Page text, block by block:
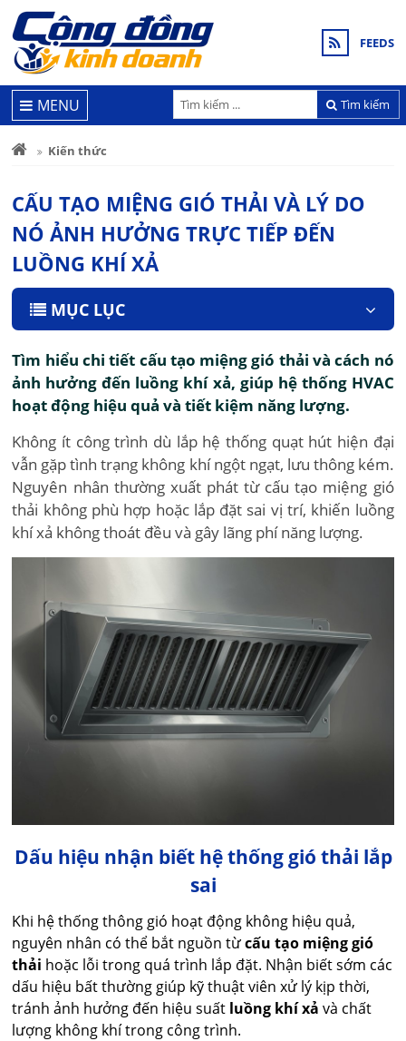
FEEDS
Tìm kiếm
MENU
Kiến thức
CẤU TẠO MIỆNG GIÓ THẢI VÀ LÝ DO
NÓ ẢNH HƯỞNG TRỰC TIẾP ĐẾN
LUỒNG KHÍ XẢ
MỤC LỤC
Tìm hiểu chi tiết cấu tạo miệng gió thải và cách nó
ảnh hưởng đến luồng khí xả, giúp hệ thống HVAC
hoạt động hiệu quả và tiết kiệm năng lượng.
Không ít công trình dù lắp hệ thống quạt hút hiện đại
vẫn gặp tình trạng không khí ngột ngạt, lưu thông kém.
Nguyên nhân thường xuất phát từ cấu tạo miệng gió
thải không phù hợp hoặc lắp đặt sai vị trí, khiến luồng
khí xả không thoát đều và gây lãng phí năng lượng.
Dấu hiệu nhận biết hệ thống gió thải lắp
sai
Khi hệ thống thông gió hoạt động không hiệu quả,
nguyên nhân có thể bắt nguồn từcấu tạo miệng gió
thải hoặc lỗi trong quá trình lắp đặt. Nhận biết sớm các
dấu hiệu bất thường giúp kỹ thuật viên xử lý kịp thời,
tránh ảnh hưởng đến hiệu suất luồng khí xả và chất
lượng không khí trong công trình.